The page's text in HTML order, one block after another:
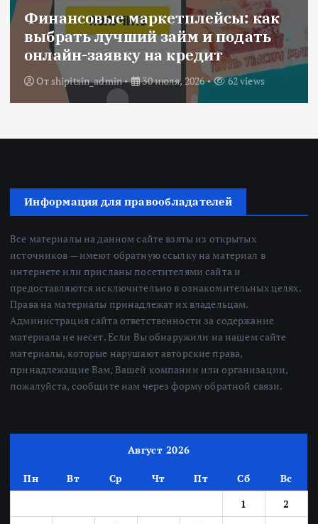
Военная ипотека для семьи:
объединяем все льготы и
субсидии
ОтRedactor 3 июля, 2026 216 views
Информация для правообладателей
Все материалы на данном сайте взяты из открытых
источников — имеют обратную ссылку на материал в
интернете или присланы посетителями сайта и
предоставляются исключительно в ознакомительных целях.
Права на материалы принадлежат их владельцам.
Администрация сайта ответственности за содержание
материала не несет. Если Вы обнаружили на нашем сайте
материалы, которые нарушают авторские права,
принадлежащие Вам, Вашей компании или организации,
пожалуйста, сообщите нам через форму обратной связи.
Август 2026
Пн Вт Ср Чт Пт Сб
Вс
1
2